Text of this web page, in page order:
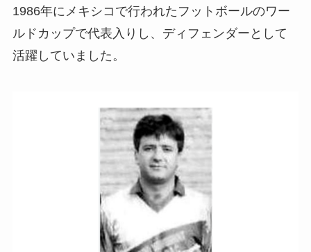
1986年にメキシコで行われたフットボールのワー
ルドカップで代表入りし、ディフェンダーとして
活躍していました。